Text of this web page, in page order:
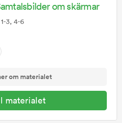
om skärmar
3, 4-6
om materialet
materialet